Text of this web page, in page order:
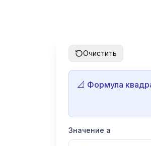
Очистить
📐 Формула
Значение a